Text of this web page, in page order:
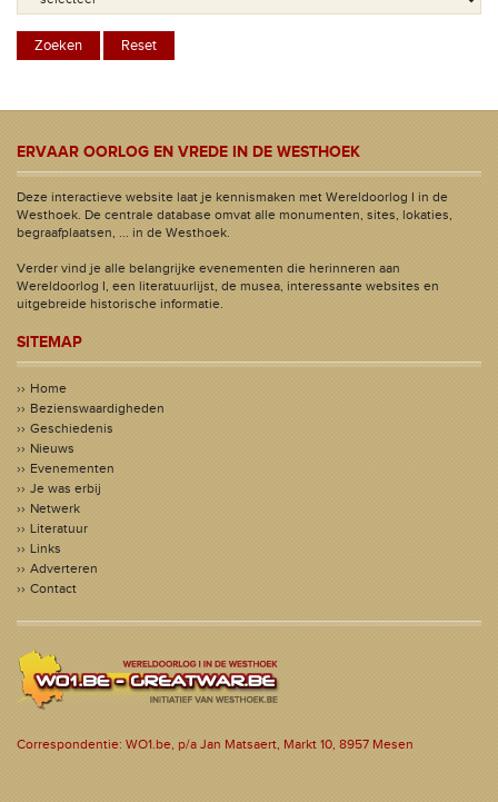
ERVAAR OORLOG EN VREDE IN DE WESTHOEK
Deze interactieve website laat je kennismaken met Wereldoorlog I in de
Westhoek. De centrale database omvat alle monumenten, sites, lokaties,
begraafplaatsen, ... in de Westhoek.
Verder vind je alle belangrijke evenementen die herinneren aan
Wereldoorlog I, een literatuurlijst, de musea, interessante websites en
uitgebreide historische informatie.
SITEMAP
Home
Bezienswaardigheden
Geschiedenis
Nieuws
Evenementen
Je was erbij
Netwerk
Literatuur
Links
Adverteren
Contact
Correspondentie: WO1.be, p/a Jan Matsaert, Markt 10, 8957 Mesen